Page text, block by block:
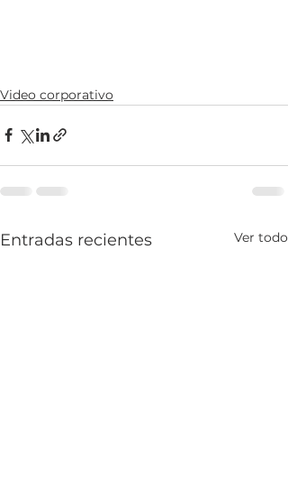
Video corporativo
Entradas recientes Ver todo